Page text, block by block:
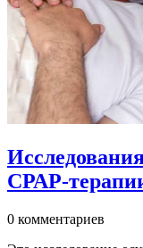
СРАР-
0 комментариев